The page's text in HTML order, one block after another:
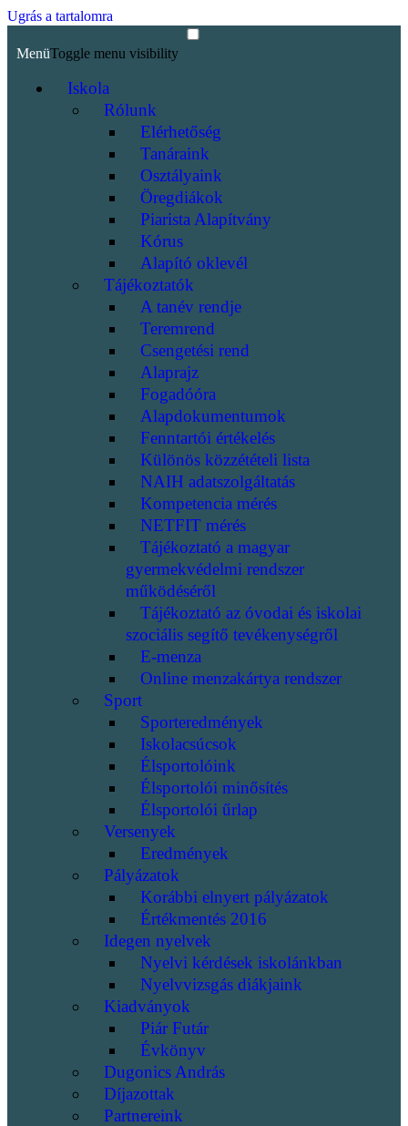
Ugrás a tartalomra
MenüToggle menu visibility
Iskola
Rólunk
Elérhetőség
Tanáraink
Osztályaink
Öregdiákok
Piarista Alapítvány
Kórus
Alapító oklevél
Tájékoztatók
A tanév rendje
Teremrend
Csengetési rend
Alaprajz
Fogadóóra
Alapdokumentumok
Fenntartói értékelés
Különös közzétételi lista
NAIH adatszolgáltatás
Kompetencia mérés
NETFIT mérés
Tájékoztató a magyar
gyermekvédelmi rendszer
működéséről
Tájékoztató az óvodai és iskolai
szociális segítő tevékenységről
E-menza
Online menzakártya rendszer
Sport
Sporteredmények
Iskolacsúcsok
Élsportolóink
Élsportolói minősítés
Élsportolói űrlap
Versenyek
Eredmények
Pályázatok
Korábbi elnyert pályázatok
Értékmentés 2016
Idegen nyelvek
Nyelvi kérdések iskolánkban
Nyelvvizsgás diákjaink
Kiadványok
Piár Futár
Évkönyv
Dugonics András
Díjazottak
Partnereink